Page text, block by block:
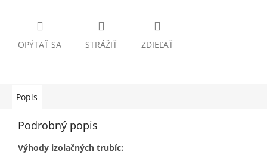
OPÝTAŤ SA STRÁŽIŤ ZDIEĽAŤ
Popis
Podrobný popis
Výhody izolačných trubíc: